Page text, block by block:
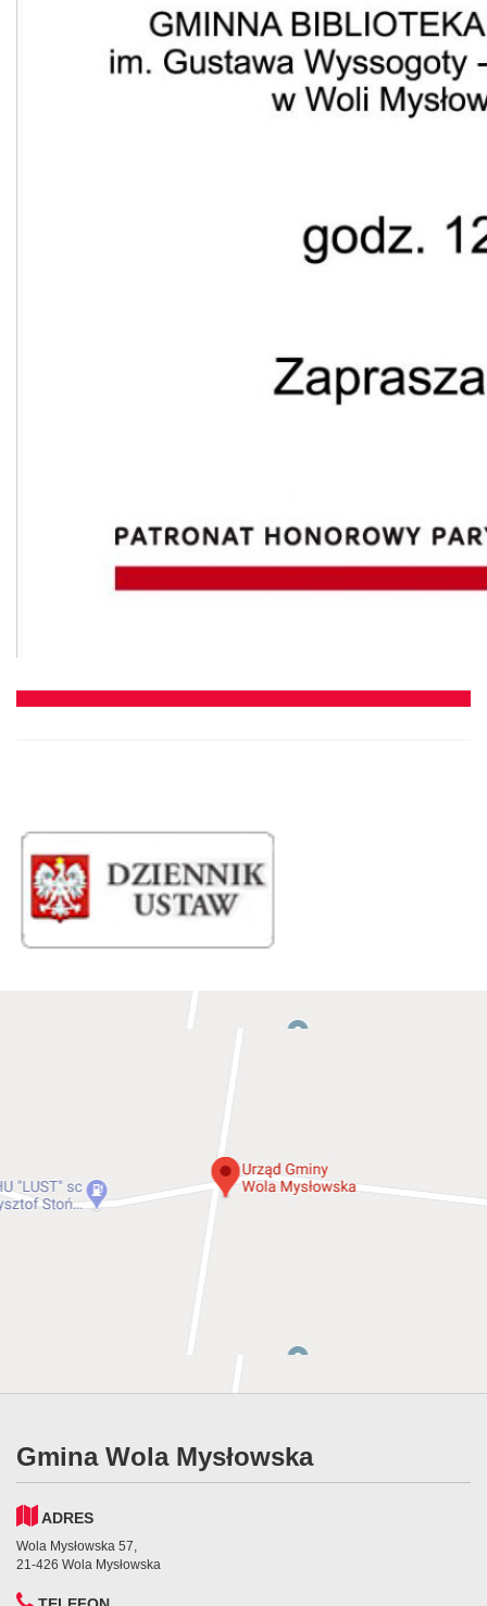
Gmina Wola Mysłowska
ADRES
Wola Mysłowska 57,
21-426 Wola Mysłowska